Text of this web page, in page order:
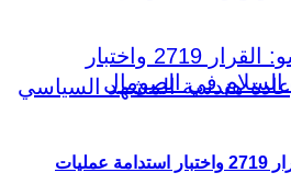
متلازمة مقديشو: القرار 2719 واختبار استدامة عمليات